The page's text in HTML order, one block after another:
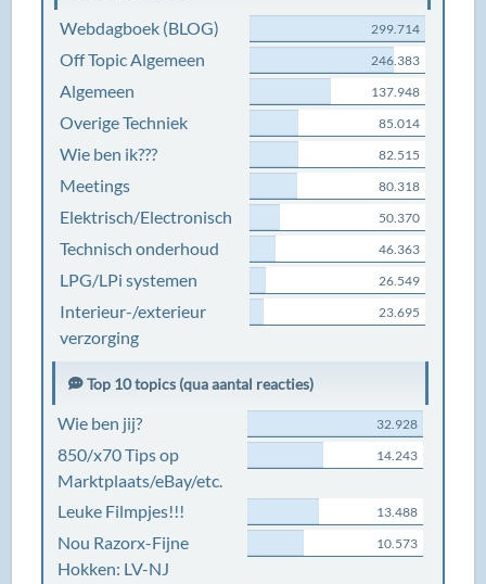
Webdagboek (BLOG) 299.714
Off Topic Algemeen 246.383
Algemeen 137.948
Overige Techniek 85.014
Wie ben ik??? 82.515
Meetings 80.318
Elektrisch/Electronisch 50.370
Technisch onderhoud 46.363
LPG/LPi systemen 26.549
Interieur-/exterieur
verzorging
23.695
Top 10 topics (qua aantal reacties)
Wie ben jij? 32.928
850/x70 Tips op
Marktplaats/eBay/etc.
14.243
Leuke Filmpjes!!! 13.488
Nou Razorx-Fijne
Hokken: LV-NJ
10.573